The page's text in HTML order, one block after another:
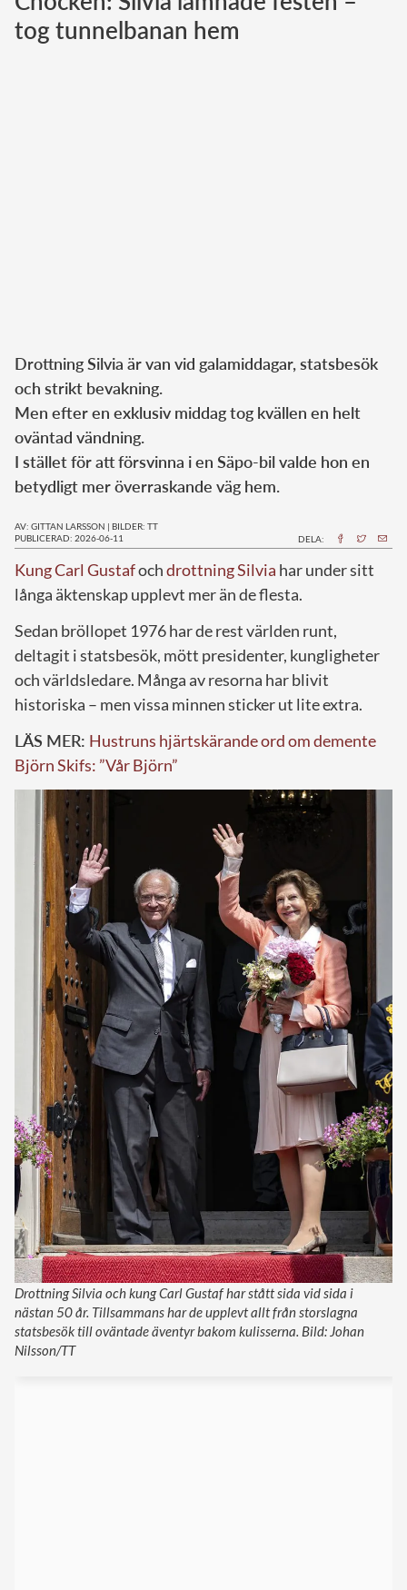
Norska kungahuset
tog tunnelbanan hem
Drottning Silvia är van vid galamiddagar, statsbesök
och strikt bevakning.
Men efter en exklusiv middag tog kvällen en helt
oväntad vändning.
I stället för att försvinna i en Säpo-bil valde hon en
betydligt mer överraskande väg hem.
AV: GITTAN LARSSON | BILDER: TT
PUBLICERAD: 2026-06-11
DELA:
Kung Carl Gustafochdrottning Silvia har under sitt
långa äktenskap upplevt mer än de flesta.
Sedan bröllopet 1976 har de rest världen runt,
deltagit i statsbesök, mött presidenter, kungligheter
och världsledare. Många av resorna har blivit
historiska – men vissa minnen sticker ut lite extra.
LÄS MER: Hustruns hjärtskärande ord om demente
Björn Skifs: ”Vår Björn”
Drottning Silvia och kung Carl Gustaf har stått sida vid sida i
nästan 50 år. Tillsammans har de upplevt allt från storslagna
statsbesök till oväntade äventyr bakom kulisserna. Bild: Johan
Nilsson/TT